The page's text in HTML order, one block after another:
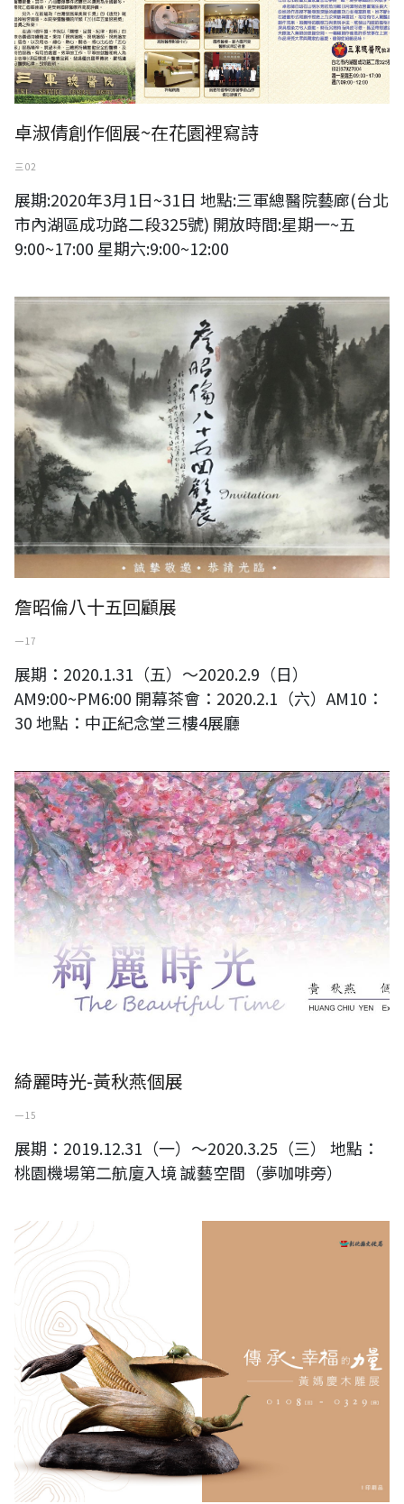
卓淑倩創作個展~在花園裡寫詩
三 02
展期:2020年3月1日~31日 地點:三軍總醫院藝廊(台北
市內湖區成功路二段325號) 開放時間:星期一~五
9:00~17:00 星期六:9:00~12:00
詹昭倫八十五回顧展
詹昭倫八十五回顧展
一 17
展期：2020.1.31（五）～2020.2.9（日）
AM9:00~PM6:00 開幕茶會：2020.2.1（六）AM10：
30 地點：中正紀念堂三樓4展廳
綺麗時光-黃秋燕個展
綺麗時光-黃秋燕個展
一 15
展期：2019.12.31（一）～2020.3.25（三） 地點：
桃園機場第二航廈入境 誠藝空間（夢咖啡旁）
傳承‧幸福的力量─黃媽慶木雕展